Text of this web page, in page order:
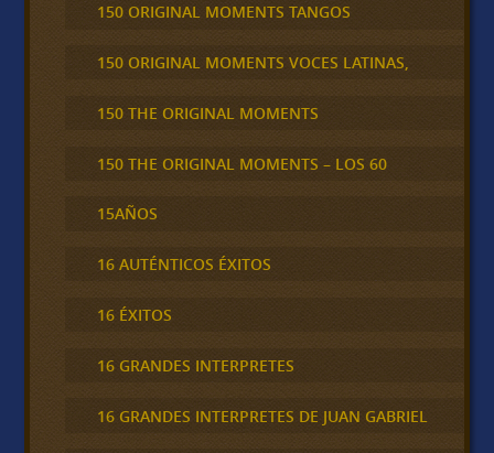
150 ORIGINAL MOMENTS TANGOS
150 ORIGINAL MOMENTS VOCES LATINAS,
150 THE ORIGINAL MOMENTS
150 THE ORIGINAL MOMENTS – LOS 60
15AÑOS
16 AUTÉNTICOS ÉXITOS
16 ÉXITOS
16 GRANDES INTERPRETES
16 GRANDES INTERPRETES DE JUAN GABRIEL